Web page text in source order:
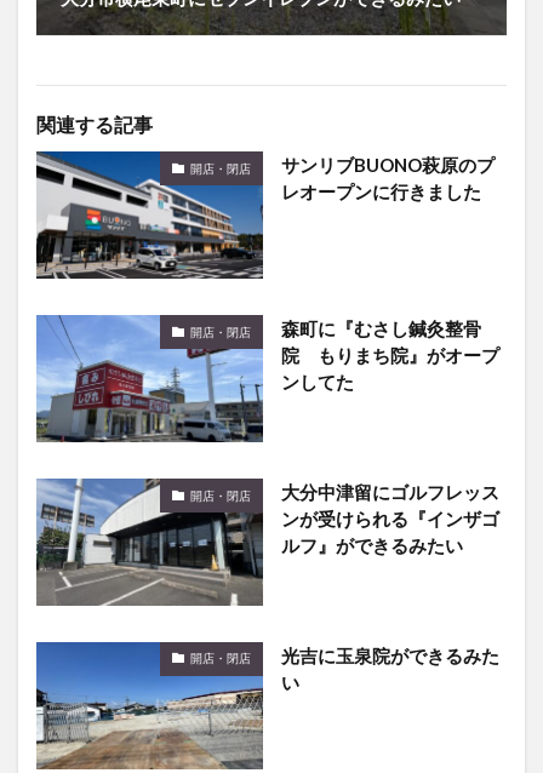
関連する記事
開店・閉店
サンリブBUONO萩原のプ
レオープンに行きました
開店・閉店
森町に『むさし鍼灸整骨
院 もりまち院』がオープ
ンしてた
開店・閉店
大分中津留にゴルフレッス
ンが受けられる『インザゴ
ルフ』ができるみたい
開店・閉店
光吉に玉泉院ができるみた
い